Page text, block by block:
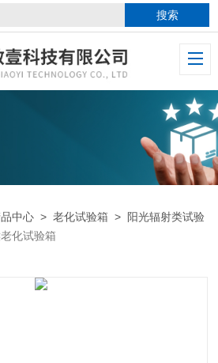
中心 >老化试验箱 > 阳光辐射类试验
化试验箱